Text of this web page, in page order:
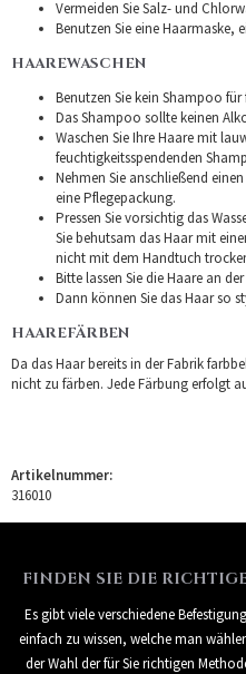
Vermeiden Sie Salz- und
Benutzen Sie eine Haarmaske,
HAAREWASCHEN
Benutzen Sie kein Shampoo
Das Shampoo sollte keinen
Waschen Sie Ihre Haare mit
feuchtigkeitsspendenden
Nehmen Sie anschließend
eine Pflegepackung.
Pressen Sie vorsichtig das
Sie behutsam das Haar mit
nicht mit dem Handtuch
Bitte lassen Sie die Haare an
Dann können Sie das Haar so
HAAREFÄRBEN
Da das Haar bereits in der Fabrik
nicht zu färben. Jede Färbung erfolgt
Artikelnummer:
316010
FINDEN SIE DIE
Es gibt viele verschiedene
einfach zu wissen, welche man
der Wahl der für Sie richtigen